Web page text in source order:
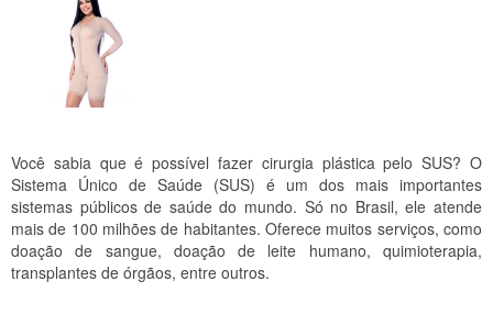
Você sabia que é possível fazer cirurgia plástica pelo SUS? O
Sistema Único de Saúde (SUS) é um dos mais importantes
sistemas públicos de saúde do mundo. Só no Brasil, ele atende
mais de 100 milhões de habitantes. Oferece muitos serviços, como
doação de sangue, doação de leite humano, quimioterapia,
transplantes de órgãos, entre outros.